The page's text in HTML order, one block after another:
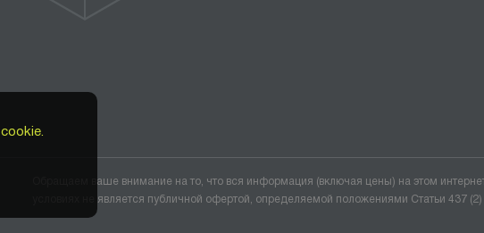
cookie.
Обращаем ваше внимание на то, что вся информация (включая цены) на этом
условиях не является публичной офертой, определяемой положениями Статьи 437